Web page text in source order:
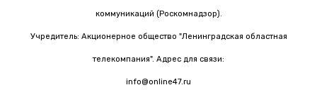
коммуникаций (Роскомнадзор).
Учредитель: Акционерное общество "Ленинградская областная
телекомпания". Адрес для связи:
info@online47.ru